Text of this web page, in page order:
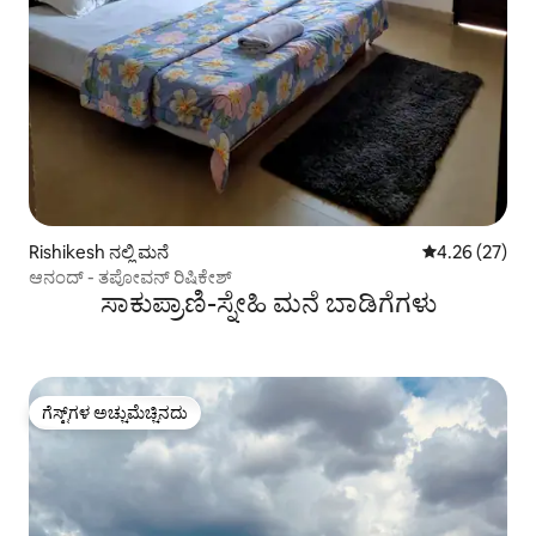
Rishikesh ನಲ್ಲಿ ಮನೆ 5 ರಲ್ಲಿ 4.26
4.26 (27)
ಆನಂದ್ - ತಪೋವನ್ ರಿಷಿಕೇಶ್
ಸಾಕುಪ್ರಾಣಿ-ಸ್ನೇಹಿ ಮನೆ ಬಾಡಿಗೆಗಳು
ಗೆಸ್ಟ್‌ಗಳ ಅಚ್ಚುಮೆಚ್ಚಿನದು
ಗೆಸ್ಟ್‌ಗಳ ಅಚ್ಚುಮೆಚ್ಚಿನದು